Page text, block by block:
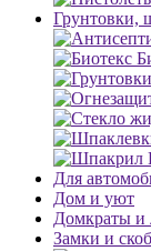
Грунтовки,
Для
Дом и уют
Домкраты и
Замки и